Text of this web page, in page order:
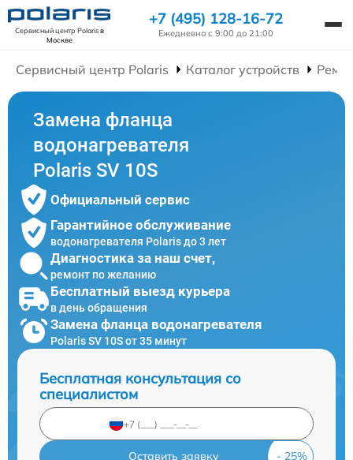
Сервисный центр Polarisв
Москве
+7 (495) 128-16-72
Ежедневно с 9:00 до 21:00
Сервисный центр Polaris Каталог устройств
Замена фланца
водонагревателя
Polaris SV 10S
Официальный сервис
Гарантийное обслуживание
водонагревателя Polaris до 3 лет
Диагностика за наш счет,
ремонт по желанию
Бесплатный выезд курьера
в день обращения
Замена фланца водонагревателя
Polaris SV 10S от 35 минут
Бесплатная консультация со
специалистом
Оставить заявку